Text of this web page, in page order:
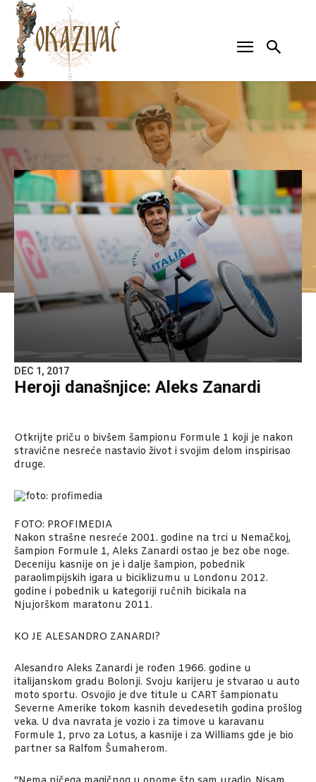
DEC 1, 2017
Heroji današnjice: Aleks Zanardi
Otkrijte priču o bivšem šampionu Formule 1 koji je nakon
stravične nesreće nastavio život i svojim delom inspirisao
druge.
FOTO: PROFIMEDIA
Nakon strašne nesreće 2001. godine na trci u Nemačkoj,
šampion Formule 1, Aleks Zanardi ostao je bez obe noge.
Deceniju kasnije on je i dalje šampion, pobednik
paraolimpijskih igara u biciklizumu u Londonu 2012.
godine i pobednik u kategoriji ručnih bicikala na
Njujorškom maratonu 2011.
KO JE ALESANDRO ZANARDI?
Alesandro Aleks Zanardi je rođen 1966. godine u
italijanskom gradu Bolonji. Svoju karijeru je stvarao u auto
moto sportu. Osvojio je dve titule u CART šampionatu
Severne Amerike tokom kasnih devedesetih godina prošlog
veka. U dva navrata je vozio i za timove u karavanu
Formule 1, prvo za Lotus, a kasnije i za Williams gde je bio
partner sa Ralfom Šumaherom.